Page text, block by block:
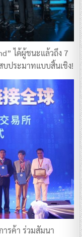
ได้ผู้ชนะแล้วถึง 7
บประมาทแบบสิ้นเชิง!
ารค้า ร่วมสัมนา